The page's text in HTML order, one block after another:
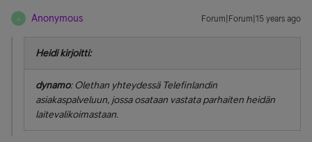
A Anonymous Forum|Forum|15 years ago
Heidi kirjoitti:
dynamo: Olethan yhteydessä Telefinlandin
asiakaspalveluun, jossa osataan vastata parhaiten heidän
laitevalikoimastaan.